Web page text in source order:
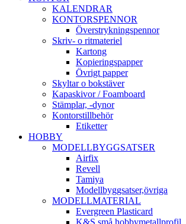
KALENDRAR
KONTORSPENNOR
Överstrykningspennor
Skriv- o ritmateriel
Kartong
Kopieringspapper
Övrigt papper
Skyltar o bokstäver
Kapaskivor / Foamboard
Stämplar, -dynor
Kontorstillbehör
Etiketter
HOBBY
MODELLBYGGSATSER
Airfix
Revell
Tamiya
Modellbyggsatser,övriga
MODELLMATERIAL
Evergreen Plasticard
K&S små hobbymetallprofil